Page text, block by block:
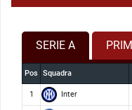
SERIE A
Pos Squadra
1 Inter